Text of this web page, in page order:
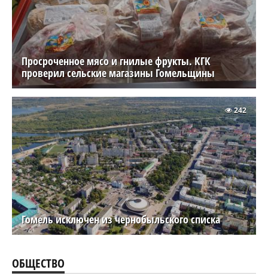
Просроченное мясо и гнилые фрукты. КГК
проверил сельские магазины Гомельщины
Гомель исключен из чернобыльского списка
242
ОБЩЕСТВО